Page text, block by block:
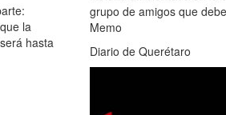
la
hasta
grupo de amigos que
Memo
Diario de Querétaro